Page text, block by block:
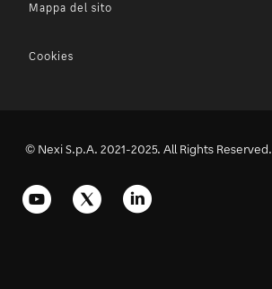
Mappa del sito
Cookies
© Nexi S.p.A. 2021-2025. All Rights Reserved.